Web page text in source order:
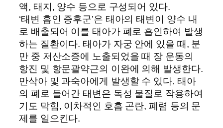
액, 태지, 양수 등으로 구성되어 있다.
‘태변 흡인 증후군’은 태아의 태변이 양수 내
로 배출되어 이를 태아가 폐로 흡인하여 발생
하는 질환이다. 태아가 자궁 안에 있을 때, 분
만 중 저산소증에 노출되었을 때 장 운동의
항진 및 항문괄약근의 이완에 의해 발생한다.
만삭아 및 과숙아에게 발생할 수 있다. 태아
의 폐로 들어간 태변은 독성 물질로 작용하여
기도 막힘, 이차적인 호흡 곤란, 폐렴 등의 문
제를 일으킨다.